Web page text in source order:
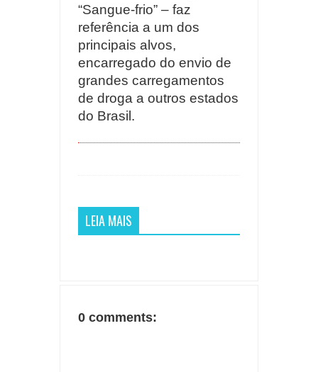
“Sangue-frio” – faz
referência a um dos
principais alvos,
encarregado do envio de
grandes carregamentos
de droga a outros estados
do Brasil.
LEIA MAIS
0 comments: